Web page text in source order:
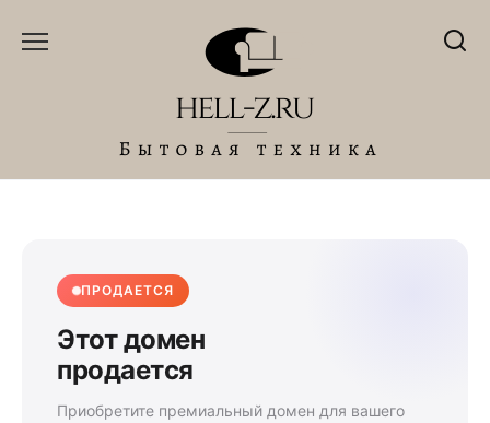
ПРОДАЕТСЯ
Этот домен
продается
Приобретите премиальный домен для вашего